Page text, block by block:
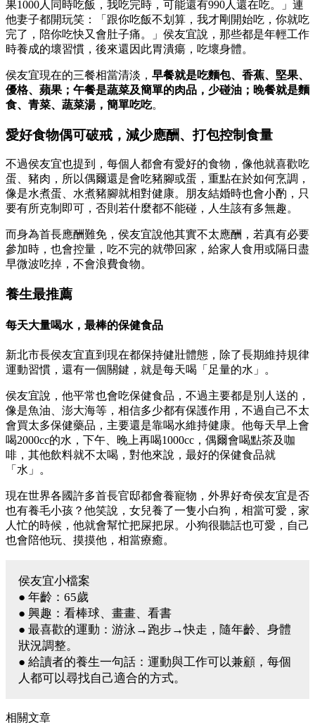
果1000人同時吃飯，我吃完時，可能還有990人還在吃。」連
他妻子都開玩笑：「跟你吃飯不划算，我才剛開始吃，你就吃
完了，陪你吃快又會肚子痛。」侯友宜說，那些都是年輕工作
時養成的壞習慣，後來還因此胃潰瘍，吃壞身體。
侯友宜現在的三餐相當清淡， 早餐就是吃麵包、香蕉、堅果、
優格、蘋果；午餐是蔬菜及簡單的肉品，少碰油；晚餐就是麵
食、青菜、蔬菜湯，簡單吃吃。
愛好食物偶可破戒，減少應酬、打包控制食量
不過侯友宜也提到，每個人都會有愛好的食物，像他就喜歡吃
蛋、豬肉，所以偶爾還是會吃豬腳或蛋，重點在於如何烹調，
像是水煮蛋、水煮豬腳就相對健康。朋友結婚時也會小酌，只
要有所克制即可，否則若什麼都不能碰，人生該有多無趣。
而身為首長應酬難免，侯友宜說他其實不太應酬，若真有必要
參加時，也會控量，吃不完的就帶回家，給家人食用或隔日盡
早微波吃掉，不會浪費食物。
養生最推薦
每天大量喝水，最棒的保健食品
新北市長侯友宜直到現在都保持健壯體態，除了長期維持規律
運動習慣，還有一個關鍵，就是每天喝「足量的水」。
侯友宜說，他平常也會吃保健食品，不過主要都是別人送的，
像是魚油、澎大海等，相信多少都有保護作用，不過自己不太
會買太多保健藥品，主要還是靠喝水維持健康。他每天早上會
喝2000cc的水，下午、晚上再喝1000cc，偶爾會喝點茶及咖
啡，其他飲料就不太喝，對他來說，最好的保健食品就
「水」。
現在世界各國許多首長官邸都會養寵物，外界好奇侯友宜是否
也有養毛小孩？他笑說，女兒養了一隻小白狗，相當可愛，家
人忙的時候，他就會幫忙把屎把尿。小狗很聽話也可愛，自己
也會陪他玩、摸摸他，相當療癒。
侯友宜小檔案
● 年齡：65歲
● 興趣：看棒球、畫畫、看書
● 最喜歡的運動：游泳→跑步→快走，隨年齡、身體
狀況調整。
● 給讀者的養生一句話：運動與工作可以兼顧，每個
人都可以尋找自己適合的方式。
相關文章